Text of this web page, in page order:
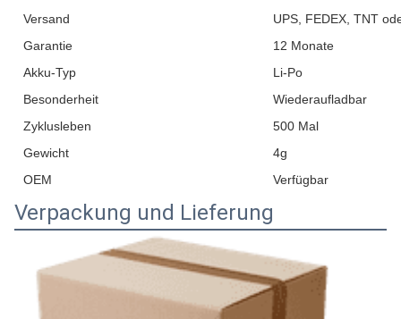
Versand
UPS, FEDEX, TNT
Garantie
12 Monate
Akku-Typ
Li-Po
Besonderheit
Wiederaufladbar
Zyklusleben
500 Mal
Gewicht
4g
OEM
Verfügbar
Verpackung und Lieferung